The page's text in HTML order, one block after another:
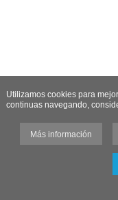
Utilizamos cookies para
continuas navegando,
Más información